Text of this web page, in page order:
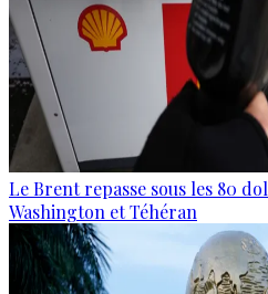
Le Brent repasse sous les 80
Washington et Téhéran